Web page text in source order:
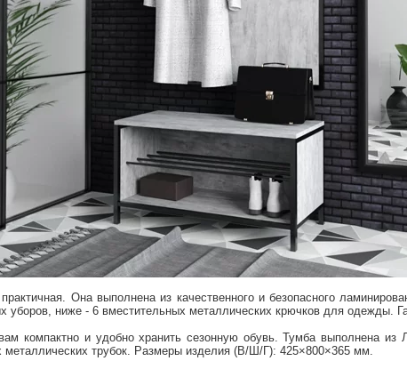
Она выполнена из качественного и безопасного
уборов, ниже - 6 вместительных металлических крючков для одежды.
компактно и удобно хранить сезонную обувь. Тумба выполнена
металлических трубок. Размеры изделия (В/Ш/Г): 425×800×365 мм.